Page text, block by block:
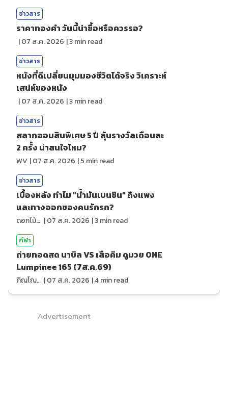
ข่าวสาร
ราคาทองคํา วันนี้น่าซื้อหรือควรรอ?
|07 ส.ค. 2026 |3min read
ข่าวสาร
หนังที่ดีเปลี่ยนมุมมองชีวิตได้จริง วิเคราะห์
เสน่ห์ของหนัง
|07 ส.ค. 2026 |3min read
ข่าวสาร
สลากออมสินพิเศษ 5 ปี ลุ้นรางวัลเดือนละ
2 ครั้ง น่าสนใจไหม?
WV |07 ส.ค. 2026 |5 min read
ข่าวสาร
เบื้องหลัง ทำไม "น้ำมันเบนซิน" ถึงแพง
และทางออกของคนรักรถ?
ดอกไม้กับสายน้ำ |07 ส.ค. 2026 |3min read
กีฬา
ถ่ายทอดสด นาบิล VS เสือคิม ดูมวย ONE
Lumpinee 165 (7ส.ค.69)
ภิญโญ ส่องแสง |07 ส.ค. 2026 |4min read
Advertisement